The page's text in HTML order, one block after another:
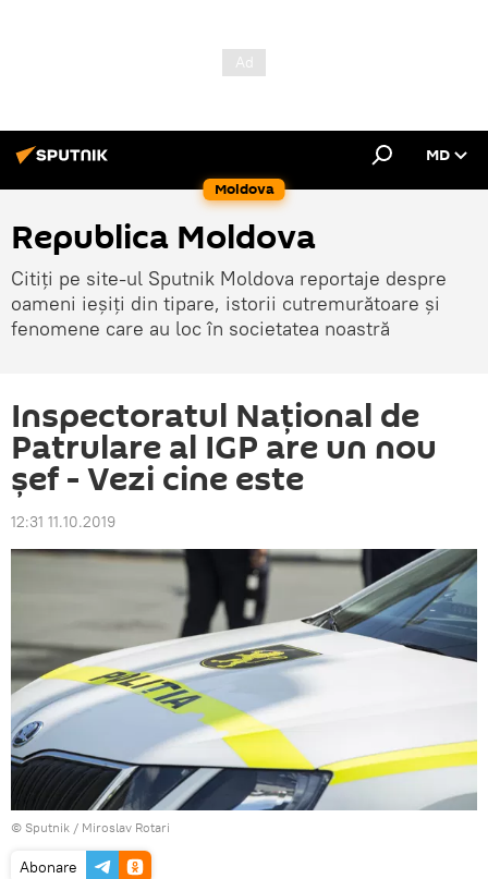
Moldova
MD
Republica Moldova
Citiți pe site-ul Sputnik Moldova reportaje despre
oameni ieșiți din tipare, istorii cutremurătoare și
fenomene care au loc în societatea noastră
Inspectoratul Național de
Patrulare al IGP are un nou
șef - Vezi cine este
12:31 11.10.2019
© Sputnik / Miroslav Rotari
Abonare